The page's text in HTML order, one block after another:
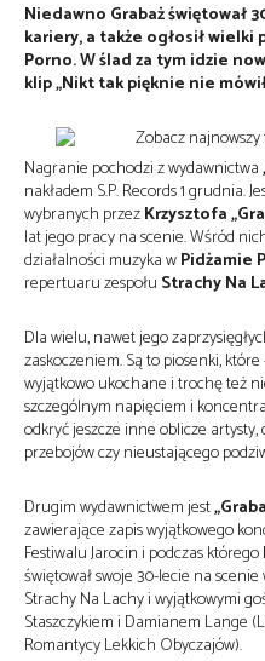
Niedawno Grabaż świętował
kariery, a także ogłosił
Porno. W ślad za tym idzie
klip „Nikt tak pięknie nie
Nagranie pochodzi z wydawnictwa
nakładem S.P. Records 1 grudnia.
wybranych przezKrzysztofa
lat jego pracy na scenie. Wśród
działalności muzyka wPidżamie
repertuaru zespołu Strachy Na
Dla wielu, nawet jego
zaskoczeniem. Są to piosenki,
wyjątkowo ukochane i trochę też
szczególnym napięciem i
odkryć jeszcze inne oblicze
przebojów czy nieustającego
Drugim wydawnictwem jest
zawierające zapis wyjątkowego
Festiwalu Jarocin i podczas którego
świętował swoje 30-lecie na
Strachy Na Lachy i wyjątkowymi
Staszczykiem i Damianem Lange
Romantycy Lekkich Obyczajów).